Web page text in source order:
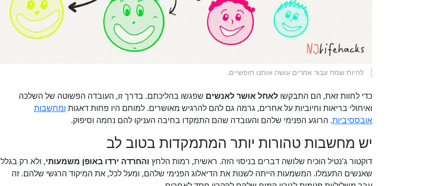
להיות שמח עבור אחרים עושה אותנו חופשיים.
כדי לחוות זאת, הם התבקשו לאחל אושר לאנשים שפגשו בהליכתם. בדרך זו, העובדה הפשוטה של השלכה
ואיחולי בריאות וחיוביות על אחרים, גרמה גם להם להרגיש מאושרים. למוחם היו פחות דאגות ומחשבות
אובססיביות. הרוגע הפנימי שלהם והעובדה שהם התמקדו בחיבה העניקו להם נחמה וסיפוק.
יש מחשבות טהורות יותר המתמקדות בטוב לב
דוקטור ג'נטיל הוכיח שלושה דברים בניסוי הזה. ראשית, רמות הלחץ והחרדה ירדו באופן משמעותי, ולא רק בגלל
שאנשים התעמלו. המשמעות הייתה לשנות את הדיאלוג הפנימי שלהם, ומעל לכל, את המיקוד הרגשי שלהם. זה